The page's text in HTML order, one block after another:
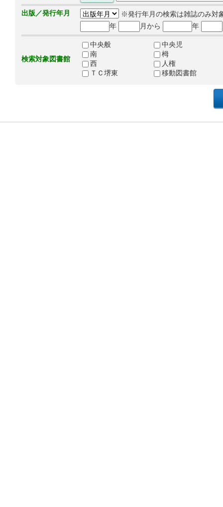
出版／発行年月
※発行年月の検索は雑誌のみ対
年
月から 年
検索対象図書館
中央般
中央児
南
栂
西
人権
ＴＣ堺東
移動図書館